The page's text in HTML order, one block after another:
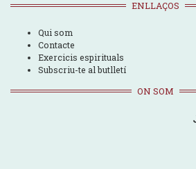
ENLLAÇOS
Qui som
Contacte
Exercicis espirituals
Subscriu-te al butlletí
ON SOM